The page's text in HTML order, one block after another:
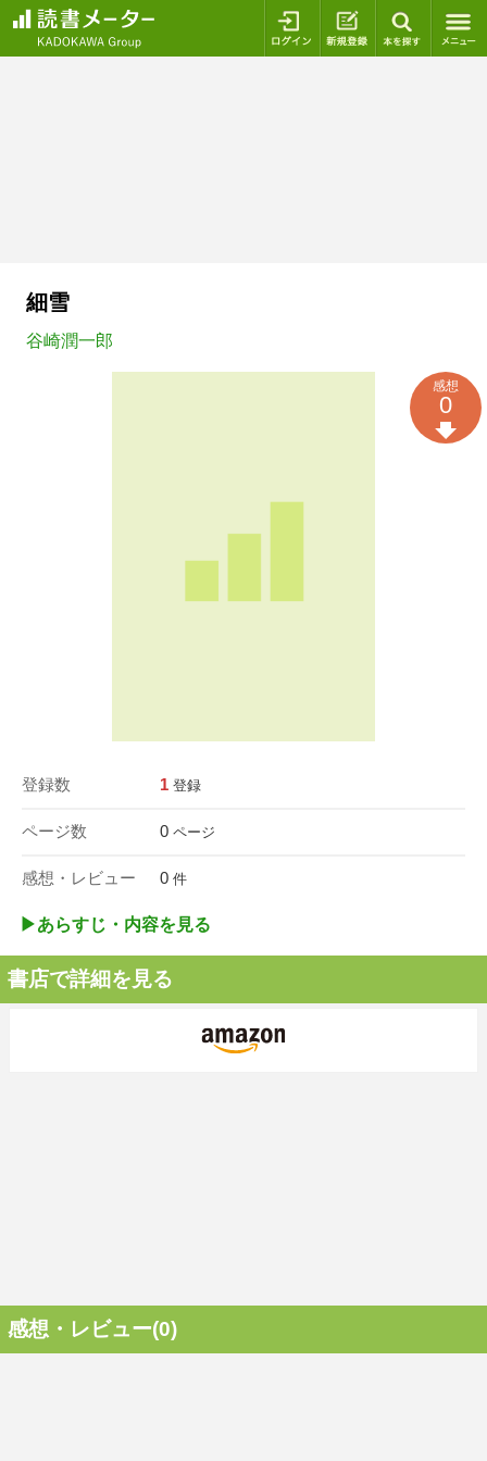
ログイン 新規登録
細雪
谷崎潤一郎
登録数 1 登録
ページ数 0 ページ
感想・レビュー 0 件
感想
0
▶︎あらすじ・内容を見る
書店で詳細を見る
感想・レビュー(0)